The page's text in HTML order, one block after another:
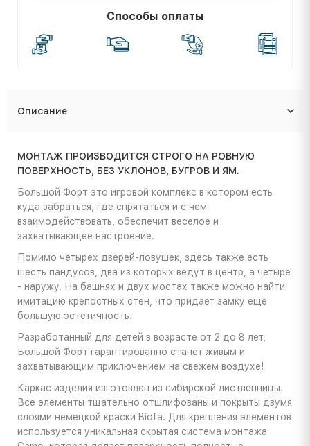
Способы оплаты
Описание
МОНТАЖ ПРОИЗВОДИТСЯ СТРОГО НА РОВНУЮ
ПОВЕРХНОСТЬ, БЕЗ УКЛОНОВ, БУГРОВ И ЯМ.
Большой Форт это игровой комплекс в котором есть
куда забраться, где спрятаться и с чем
взаимодействовать, обеспечит веселое и
захватывающее настроение.
Помимо четырех дверей-ловушек, здесь также есть
шесть пандусов, два из которых ведут в центр, а четыре
- наружу. На башнях и двух мостах также можно найти
имитацию крепостных стен, что придает замку еще
большую эстетичность.
Разработанный для детей в возрасте от 2 до 8 лет,
Большой Форт гарантированно станет живым и
захватывающим приключением на свежем воздухе!
Каркас изделия изготовлен из сибирской лиственницы.
Все элементы тщательно отшлифованы и покрыты двумя
слоями немецкой краски Biofa. Для крепления элементов
используется уникальная скрытая система монтажа